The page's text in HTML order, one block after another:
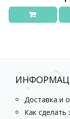
Доставка и
Как сделать